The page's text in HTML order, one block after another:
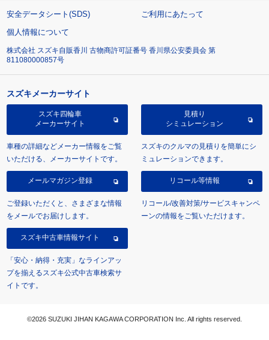
安全データシート(SDS)
ご利用にあたって
個人情報について
株式会社 スズキ自販香川 古物商許可証番号 香川県公安委員会 第
811080000857号
スズキメーカーサイト
スズキ四輪車
メーカーサイト
車種の詳細などメーカー情報をご覧
いただける、メーカーサイトです。
見積り
シミュレーション
スズキのクルマの見積りを簡単にシ
ミュレーションできます。
メールマガジン登録
ご登録いただくと、さまざまな情報
をメールでお届けします。
リコール等情報
リコール/改善対策/サービスキャンペ
ーンの情報をご覧いただけます。
スズキ中古車情報サイト
「安心・納得・充実」なラインアッ
プを揃えるスズキ公式中古車検索サ
イトです。
©2026 SUZUKI JIHAN KAGAWA CORPORATION Inc. All rights reserved.